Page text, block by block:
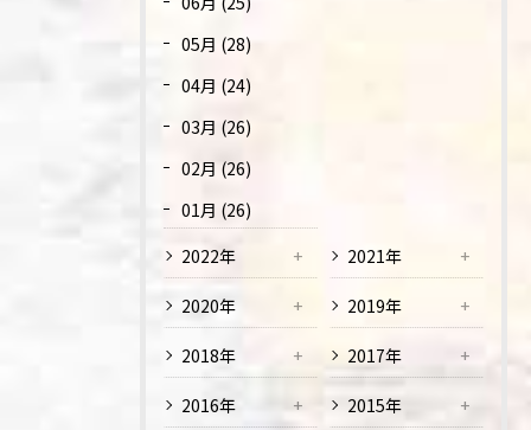
05月 (28)
04月 (24)
03月 (26)
02月 (26)
01月 (26)
2022年 2021年
2020年 2019年
2018年 2017年
2016年 2015年